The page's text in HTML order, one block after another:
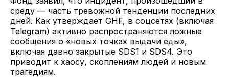
среду — часть тревожной тенденции последних
дней. Как утверждает GHF, в соцсетях (включая
Telegram) активно распространяются ложные
сообщения о «новых точках выдачи еды»,
включая давно закрытые SDS1 и SDS4. Это
приводит к хаосу, скоплениям людей и новым
трагедиям.